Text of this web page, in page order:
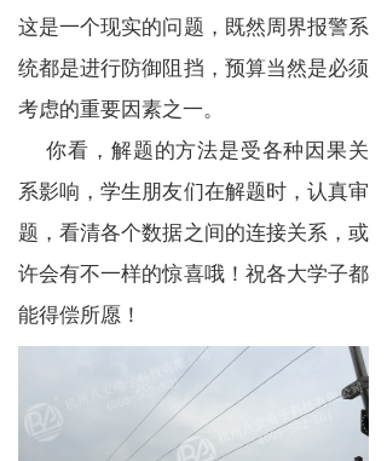
这是一个现实的问题，既然周界报警系
统都是进行防御阻挡，预算当然是必须
考虑的重要因素之一。
你看，解题的方法是受各种因果关
系影响，学生朋友们在解题时，认真审
题，看清各个数据之间的连接关系，或
许会有不一样的惊喜哦！祝各大学子都
能得偿所愿！